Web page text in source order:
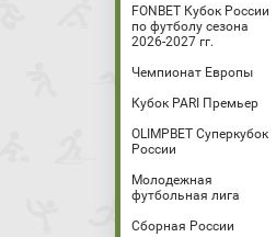
FONBET Кубок России
по футболу сезона
2026-2027 гг.
Чемпионат Европы
Кубок PARI Премьер
OLIMPBET Суперкубок
России
Молодежная
футбольная лига
Сборная России